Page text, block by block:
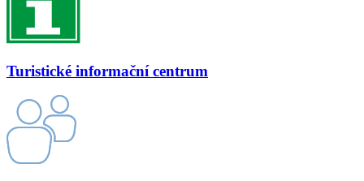
Turistické informační centrum